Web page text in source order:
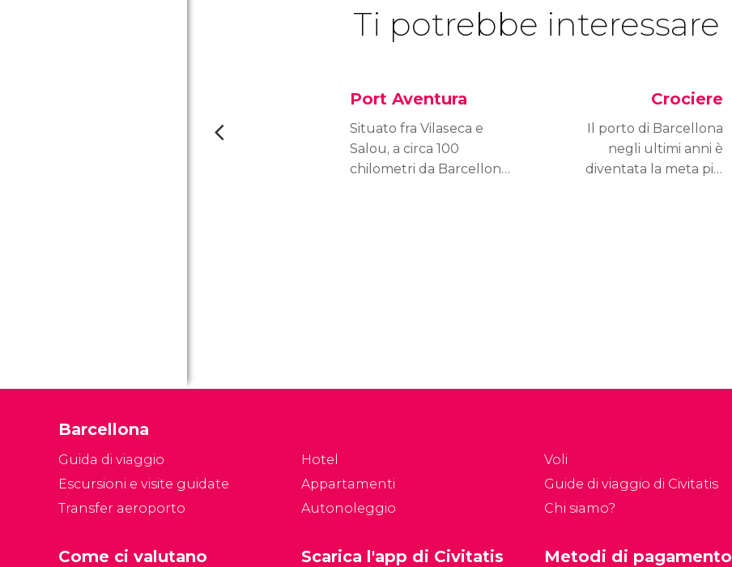
Ti potrebbe interessare
Port Aventura
Situato fra Vilaseca e
Salou, a circa 100
chilometri da Barcellona,
Crociere
Il porto di Barcellona
negli ultimi anni è
diventata la meta più
Barcellona
Guida di viaggio
Escursioni e visite guidate
Transfer aeroporto
Hotel
Appartamenti
Autonoleggio
Voli
Guide di viaggio di Civitatis
Chi siamo?
Come ci valutano Scarica l'app di Civitatis Metodi di pagamento